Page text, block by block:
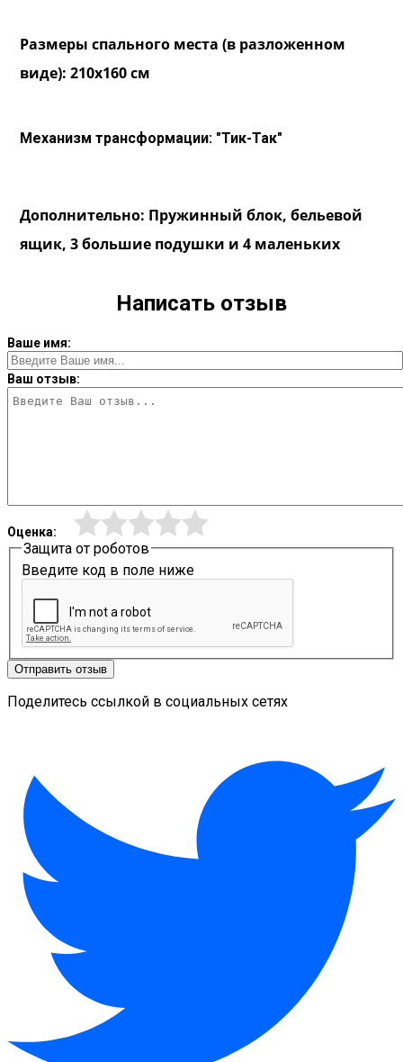
Размеры спального места (в разложенном
виде): 210х160 см
Механизм трансформации: "Тик-Так"
Дополнительно: Пружинный блок, бельевой
ящик, 3 большие подушки и 4 маленьких
Написать отзыв
Ваше имя:
Ваш отзыв:
Оценка:
Защита от роботов
Введите код в поле ниже
Отправить отзыв
Поделитесь ссылкой в социальных сетях